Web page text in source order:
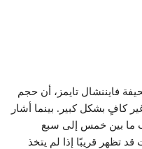
فايننشال تايمز، أن حجم
كافٍ بشكل كبير. بينما أشار
ما بين خمس إلى سبع
تظهر قريبًا إذا لم يتخذ